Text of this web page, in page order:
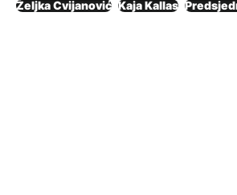
Željka Cvijanović Kaja Kallas